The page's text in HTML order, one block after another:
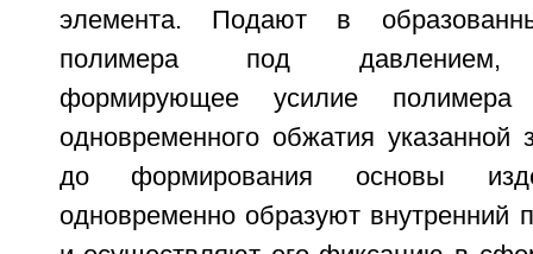
элемента. Подают в
полимера под давлением,
формирующее усилие полимера
одновременного обжатия указанной
до формирования основы
одновременно образуют внутренний